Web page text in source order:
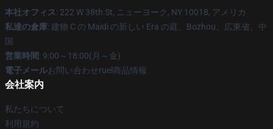
本社オフィス: 222 W 38th St, ニューヨーク, NY 10018, アメリカ
私達の倉庫: 建物 C の Maidi の新しい Era の庭、Bozhou、広東省、中
国
営業時間: 9:00～18:00(月～金)
電子メールお問い合わせruel商品情報
会社案内
私たちについて
利用規約